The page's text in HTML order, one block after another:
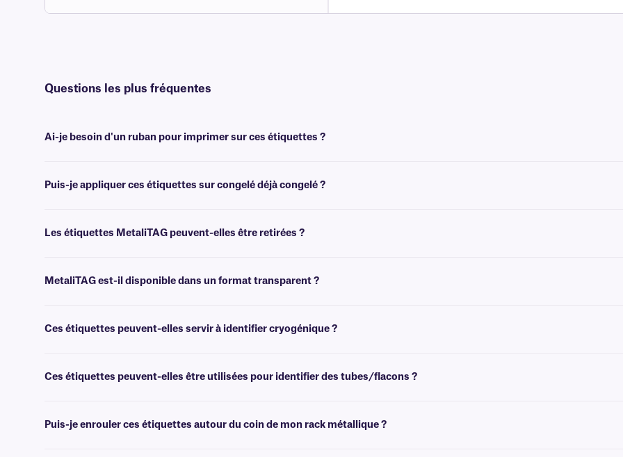
Questions les plus fréquentes
Ai-je besoin d'un ruban pour imprimer sur ces étiquettes ?
Puis-je appliquer ces étiquettes sur congelé déjà congelé ?
Les étiquettes MetaliTAG peuvent-elles être retirées ?
MetaliTAG est-il disponible dans un format transparent ?
Ces étiquettes peuvent-elles servir à identifier cryogénique ?
Ces étiquettes peuvent-elles être utilisées pour identifier des tubes/flacons ?
Puis-je enrouler ces étiquettes autour du coin de mon rack métallique ?